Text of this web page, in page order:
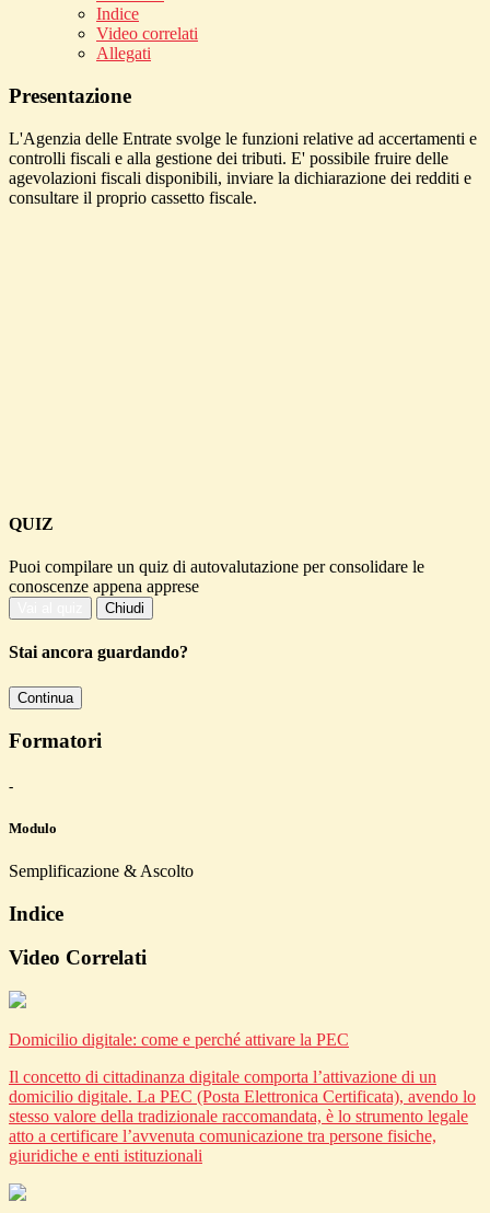
Indice
Video correlati
Allegati
Presentazione
L'Agenzia delle Entrate svolge le funzioni relative ad accertamenti e
controlli fiscali e alla gestione dei tributi. E' possibile fruire delle
agevolazioni fiscali disponibili, inviare la dichiarazione dei redditi e
consultare il proprio cassetto fiscale.
QUIZ
Puoi compilare un quiz di autovalutazione per consolidare le
conoscenze appena apprese
Chiudi
Stai ancora guardando?
Continua
Formatori
-
Modulo
Semplificazione & Ascolto
Indice
Video Correlati
Domicilio digitale: come e perché attivare la PEC
Il concetto di cittadinanza digitale comporta l’attivazione di un
domicilio digitale. La PEC (Posta Elettronica Certificata), avendo lo
stesso valore della tradizionale raccomandata, è lo strumento legale
atto a certificare l’avvenuta comunicazione tra persone fisiche,
giuridiche e enti istituzionali